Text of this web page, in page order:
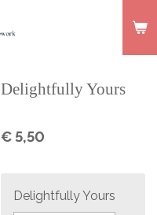
Delightfully Yours
€ 5,50
Delightfully Yours